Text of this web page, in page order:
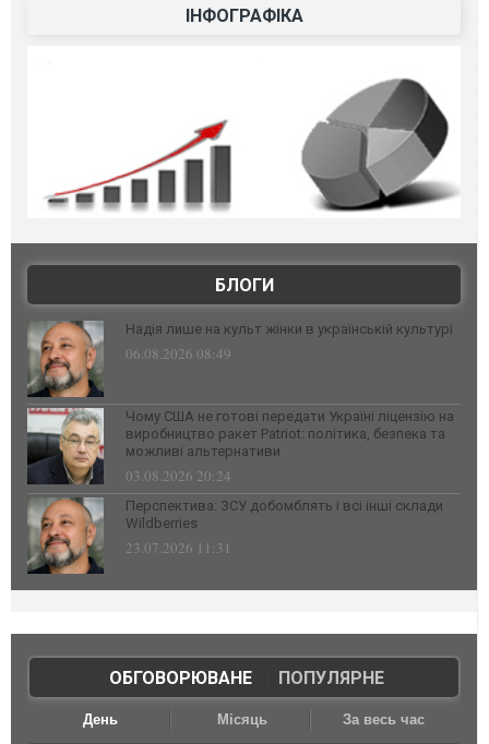
ІНФОГРАФІКА
БЛОГИ
Надія лише на культ жінки в українській культурі
06.08.2026 08:49
Чому США не готові передати Україні ліцензію на
виробництво ракет Patriot: політика, безпека та
можливі альтернативи
03.08.2026 20:24
Перспектива: ЗСУ добомблять і всі інші склади
Wildberries
23.07.2026 11:31
ОБГОВОРЮВАНЕ| ПОПУЛЯРНЕ
День Місяць За весь час